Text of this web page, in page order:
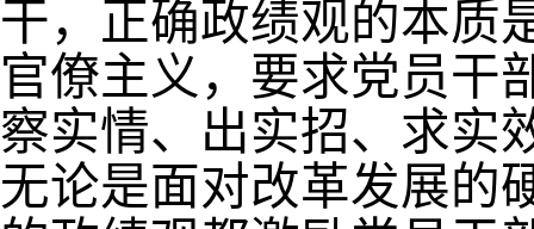
干，正确政绩观的本质
官僚主义，要求党员干
察实情、出实招、求实
无论是面对改革发展的